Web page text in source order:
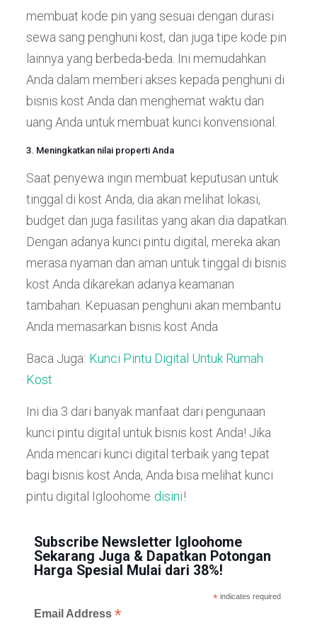
membuat kode pin yang sesuai dengan durasi
sewa sang penghuni kost, dan juga tipe kode pin
lainnya yang berbeda-beda. Ini memudahkan
Anda dalam memberi akses kepada penghuni di
bisnis kost Anda dan menghemat waktu dan
uang Anda untuk membuat kunci konvensional.
3. Meningkatkan nilai properti Anda
Saat penyewa ingin membuat keputusan untuk
tinggal di kost Anda, dia akan melihat lokasi,
budget dan juga fasilitas yang akan dia dapatkan.
Dengan adanya kunci pintu digital, mereka akan
merasa nyaman dan aman untuk tinggal di bisnis
kost Anda dikarekan adanya keamanan
tambahan. Kepuasan penghuni akan membantu
Anda memasarkan bisnis kost Anda
Baca Juga: Kunci Pintu Digital Untuk Rumah
Kost
Ini dia 3 dari banyak manfaat dari pengunaan
kunci pintu digital untuk bisnis kost Anda! Jika
Anda mencari kunci digital terbaik yang tepat
bagi bisnis kost Anda, Anda bisa melihat kunci
pintu digital Igloohome disini!
Subscribe Newsletter Igloohome
Sekarang Juga & Dapatkan Potongan
Harga Spesial Mulai dari 38%!
*indicates required
Email Address*